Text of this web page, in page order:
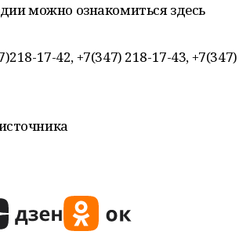
можно ознакомиться здесь
17-42, +7(347) 218-17-43, +7(347)